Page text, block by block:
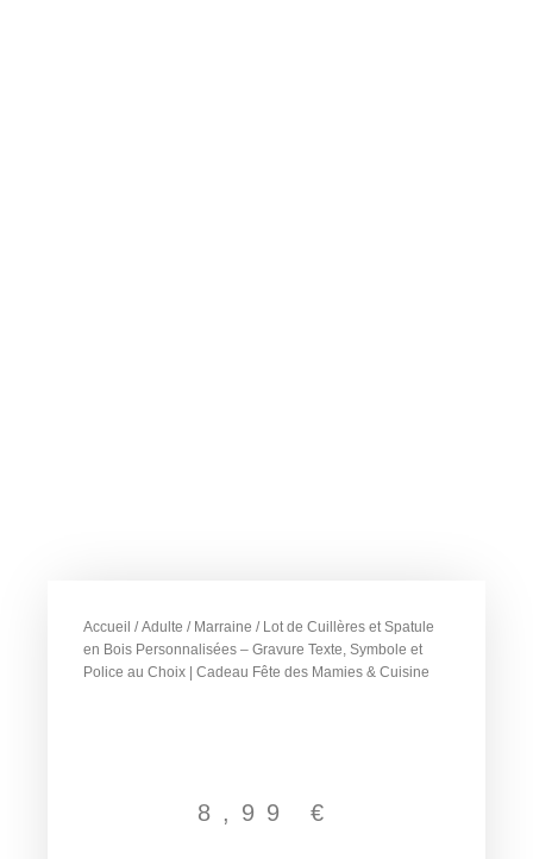
Accueil /Adulte / Marraine / Lot de Cuillères et Spatule
en Bois Personnalisées – Gravure Texte, Symbole et
Police au Choix | Cadeau Fête des Mamies & Cuisine
8,99 €